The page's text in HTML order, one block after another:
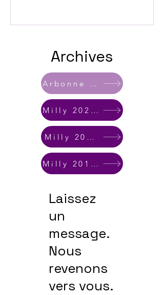
Archives
Arbonne la forêt
Milly 2024-2025
Milly 2019-2024
Milly 2010-2019
Laissez
un
message.
Nous
revenons
vers vous.